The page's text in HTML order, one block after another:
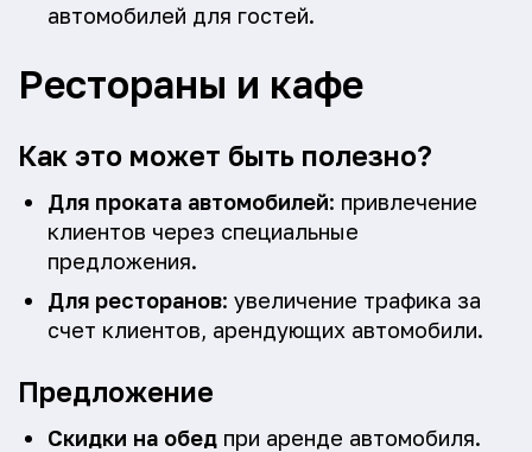
автомобилей для гостей.
Рестораны и кафе
Как это может быть полезно?
Для проката автомобилей: привлечение
клиентов через специальные
предложения.
Для ресторанов: увеличение трафика за
счет клиентов, арендующих автомобили.
Предложение
Скидки на обед при аренде автомобиля.